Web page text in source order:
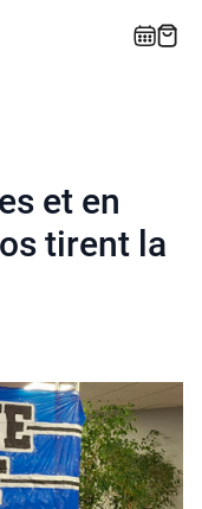
et en
tirent la